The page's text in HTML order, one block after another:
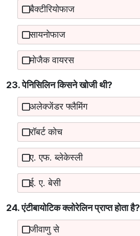
बैक्टीरियोफाज
सायनोफाज
मोजैक वायरस
23. पेनिसिलिन किसने खोजी थी?
अलेक्जेंडर फ्लैमिंग
रॉबर्ट कोच
ए. एफ. ब्लेकेस्ली
ई. ए. बेसी
24. एंटीबायोटिक क्लोरेलिन प्राप्त होता है?
जीवाणु से